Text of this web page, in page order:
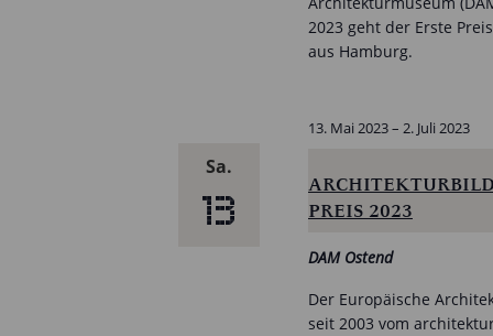
2023 geht der Erste
aus Hamburg.
Sa.
13
PREIS 2023
13. Mai 2023– 2. Juli 2023
DAM Ostend
Der Europäische
seit 2003 vom